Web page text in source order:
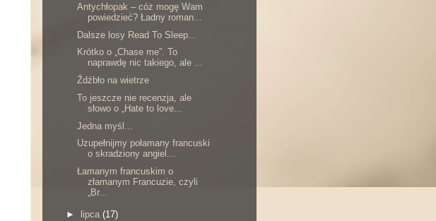
Antychłopak – cóż mogę Wam
powiedzieć? Ładny roman...
Dalsze losy Read To Sleep...
Krótko o „Chase me”. To
naprawdę nic takiego, ale ...
Źdźbło na wietrze
To jeszcze nie recenzja, ale
słowo o „Hate to love...
Jedna myśl...
Uzupełnijmy połamany francuski
o skradziony angiel...
Łamanym francuskim o
złamanym Francuzie, czyli
„Br...
► lipca (17)